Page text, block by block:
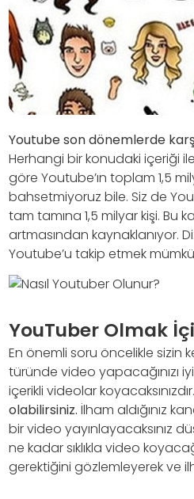
Youtube son dönemlerde
Herhangi bir konudaki içeriği
göre Youtube’ın toplam 1,5
bahsetmiyoruz bile. Siz de
tam tamına 1,5 milyar kişi. Bu
artmasından kaynaklanıyor.
Youtube’u takip etmek
YouTuber Olmak
En önemli soru öncelikle sizin
türünde video yapacağınızı
içerikli videolar
olabilirsiniz. İlham aldığınız
bir video yayınlayacaksınız
ne kadar sıklıkla video
gerektiğini gözlemleyerek ve